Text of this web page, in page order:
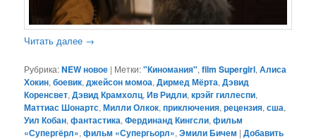
Читать далее →
Рубрика:NEW новое | Метки:"Киномания",film Supergirl,Алиса
Хокин,боевик,джейсон момоа,Дирмед Мёрта,Дэвид
Коренсвет,Дэвид Крамхолц,Ив Ридли,крэйг гиллеспи,
Маттиас Шонартс,Милли Олкок,приключения,рецензия,сша,
Уил Кобан,фантастика,Фердинанд Кингсли,фильм
«Супергёрл»,фильм «Супергьорл»,Эмили Бичем |Добавить